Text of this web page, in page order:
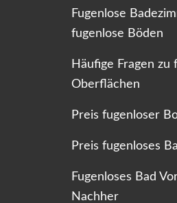
Fugenlose
fugenlose Böden
Häufige Fragen zu
Oberflächen
Preis fugenloser
Preis fugenloses
Fugenloses Bad
Nachher